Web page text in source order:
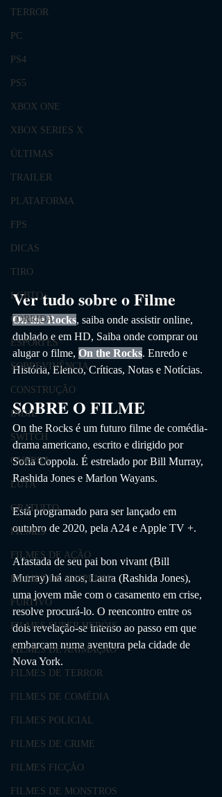
TERROR
PC
PS4
PS5
XBOX ONE
XBOX SERIES X
ÚLTIMAS
TRAILER
PLATAFORMA
FPS
DICAS
TIRO
LGBTQ+
CORRIDA
ESPORTES
SOBREVIVÊNCIA
CONSTRUÇÃO
INDIE
SWITCH
GUERRA
LUTA
GRATUITO
FILMES
FILMES DE AÇÃO
FILMES DE SUSPENSE
FURTIVO
FILMES SUPER HERÓIS
FILMES DE ANIMAÇÃO
FILMES DE TERROR
FILMES DE COMÉDIA
FILMES POLICIAL
FILMES DE CRIME
FILMES FICÇÃO
FILMES DE MONSTROS
Ver tudo sobre o Filme
On the Rocks, saiba onde assistir online,
dublado e em HD, Saiba onde comprar ou
alugar o filme, On the Rocks. Enredo e
História, Elenco, Críticas, Notas e Notícias.
SOBRE O FILME
On the Rocks é um futuro filme de comédia-
drama americano, escrito e dirigido por
Sofia Coppola. É estrelado por Bill Murray,
Rashida Jones e Marlon Wayans.
Está programado para ser lançado em
outubro de 2020, pela A24 e Apple TV +.
Afastada de seu pai bon vivant (Bill
Murray) há anos, Laura (Rashida Jones),
uma jovem mãe com o casamento em crise,
resolve procurá-lo. O reencontro entre os
dois revelação-se intenso ao passo em que
embarcam numa aventura pela cidade de
Nova York.